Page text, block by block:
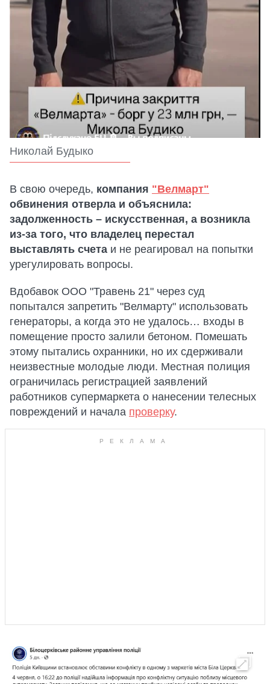
Николай Будыко
В свою очередь, компания "Велмарт"
обвинения отверла и объяснила:
задолженность – искусственная, а возникла
из-за того, что владелец перестал
выставлять счета и не реагировал на попытки
урегулировать вопросы.
Вдобавок ООО "Травень 21" через суд
попытался запретить "Велмарту" использовать
генераторы, а когда это не удалось… входы в
помещение просто залили бетоном. Помешать
этому пытались охранники, но их сдерживали
неизвестные молодые люди. Местная полиция
ограничилась регистрацией заявлений
работников супермаркета о нанесении телесных
повреждений и начала проверку.